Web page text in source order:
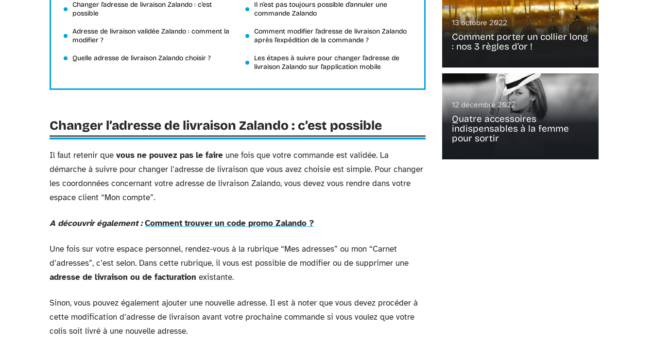
Changer l’adresse de livraison Zalando : c’est
possible
Adresse de livraison validée Zalando : comment la
modifier ?
Quelle adresse de livraison Zalando choisir ?
Il n’est pas toujours possible d’annuler une
commande Zalando
Comment modifier l’adresse de livraison Zalando
après l’expédition de la commande ?
Les étapes à suivre pour changer l’adresse de
livraison Zalando sur l’application mobile
Changer l’adresse de livraison Zalando : c’est possible
Il faut retenir que vous ne pouvez pas le faire une fois que votre commande est validée. La
démarche à suivre pour changer l’adresse de livraison que vous avez choisie est simple. Pour changer
les coordonnées concernant votre adresse de livraison Zalando, vous devez vous rendre dans votre
espace client “Mon compte”.
A découvrir également : Comment trouver un code promo Zalando ?
Une fois sur votre espace personnel, rendez-vous à la rubrique “Mes adresses” ou mon “Carnet
d’adresses”, c’est selon. Dans cette rubrique, il vous est possible de modifier ou de supprimer une
adresse de livraison ou de facturation existante.
Sinon, vous pouvez également ajouter une nouvelle adresse. Il est à noter que vous devez procéder à
cette modification d’adresse de livraison avant votre prochaine commande si vous voulez que votre
colis soit livré à une nouvelle adresse.
13 octobre 2022
Comment porter un collier long
: nos 3 règles d’or !
12 décembre 2022
Quatre accessoires
indispensables à la femme
pour sortir